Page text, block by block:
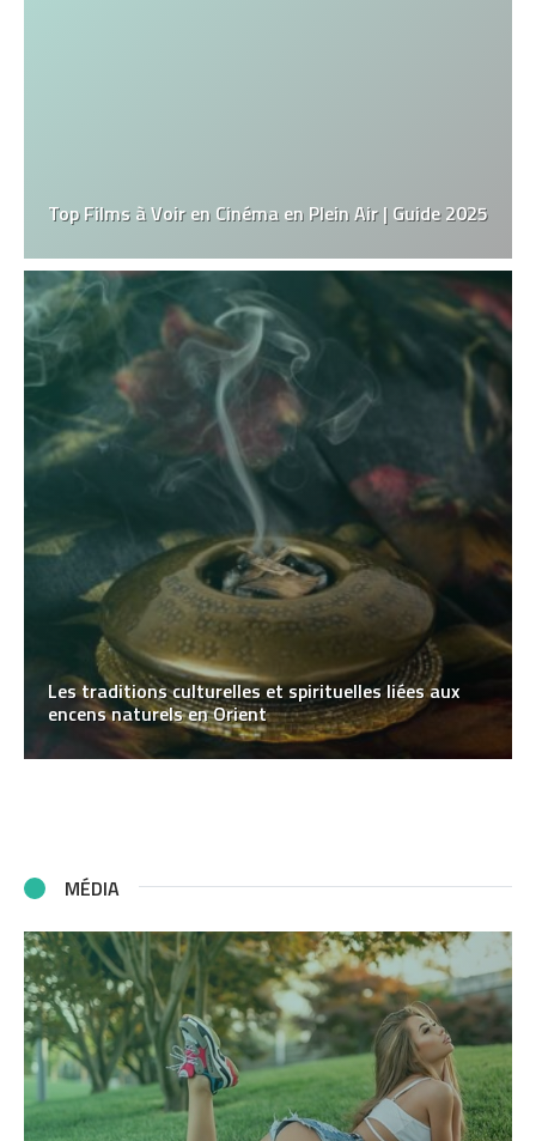
Top Films à Voir en Cinéma en Plein Air | Guide 2025
Les traditions culturelles et spirituelles liées aux
encens naturels en Orient
MÉDIA